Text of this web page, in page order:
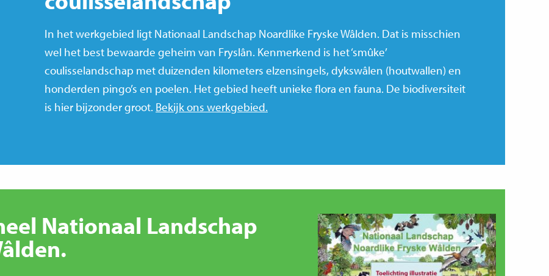
In het werkgebied ligt Nationaal Landschap Noardlike Fryske Wâlden. Dat is misschien
wel het best bewaarde geheim van Fryslân. Kenmerkend is het ‘smûke’
coulisselandschap met duizenden kilometers elzensingels, dykswâlen (houtwallen) en
honderden pingo’s en poelen. Het gebied heeft unieke flora en fauna. De biodiversiteit
is hier bijzonder groot. Bekijk ons werkgebied.
Nationaal Landschap